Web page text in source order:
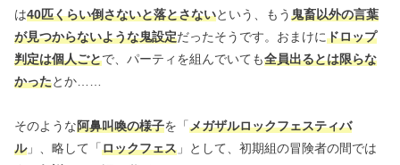
は40匹くらい倒さないと落とさないという、もう鬼畜以外の言葉
が見つからないような鬼設定だったそうです。おまけにドロップ
判定は個人ごとで、パーティを組んでいても全員出るとは限らな
かったとか……
そのような阿鼻叫喚の様子を「メガザルロックフェスティバ
ル」、略して「ロックフェス 」として、初期組の冒険者の間では